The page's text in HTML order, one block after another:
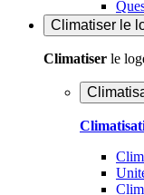
Climatiser le
Climatiser le